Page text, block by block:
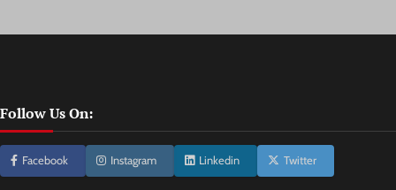
Follow Us On:
Facebook Instagram Linkedin Twitter